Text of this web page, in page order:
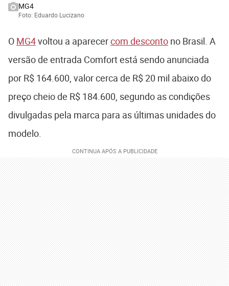
MG4
Foto: Eduardo Lucizano
O MG4voltou a aparecercom desconto no Brasil. A
versão de entrada Comfort está sendo anunciada
por R$ 164.600, valor cerca de R$ 20 mil abaixo do
preço cheio de R$ 184.600, segundo as condições
divulgadas pela marca para as últimas unidades do
modelo.